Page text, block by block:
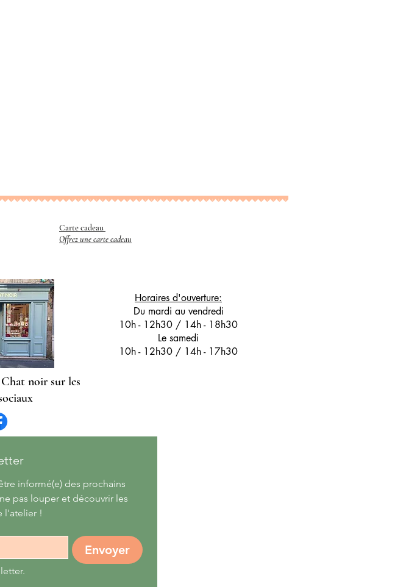
Carte cadeau
Offrez une carte cadeau
Horaires d'ouverture:
Du mardi au vendredi
10h - 12h30 / 14h - 18h30
Le samedi
10h - 12h30 / 14h - 17h30
noir sur les
informé(e) des prochains
pas louper et découvrir les
l'atelier !
Envoyer